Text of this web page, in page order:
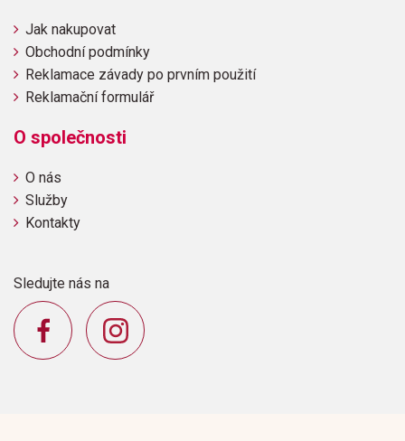
Jak nakupovat
Obchodní podmínky
Reklamace závady po prvním použití
Reklamační formulář
O společnosti
O nás
Služby
Kontakty
Sledujte nás na